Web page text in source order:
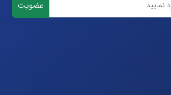
عضویت